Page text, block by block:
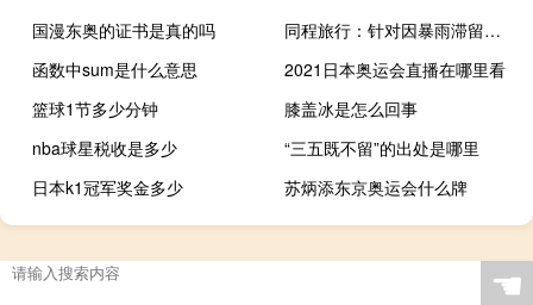
国漫东奥的证书是真的吗
同程旅行：针对因暴雨滞留广东的出差人员将提供延时退房、房费折扣等服务
函数中sum是什么意思
2021日本奥运会直播在哪里看
篮球1节多少分钟
膝盖冰是怎么回事
nba球星税收是多少
“三五既不留”的出处是哪里
日本k1冠军奖金多少
苏炳添东京奥运会什么牌
☚